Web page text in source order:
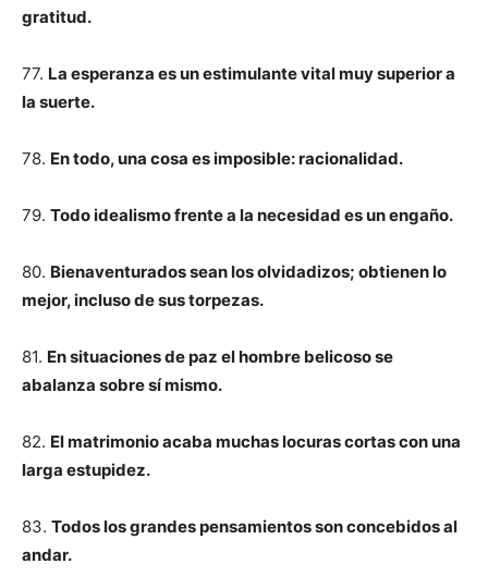
gratitud.
77. La esperanza es un estimulante vital muy superior a
la suerte.
78. En todo, una cosa es imposible: racionalidad.
79. Todo idealismo frente a la necesidad es un engaño.
80. Bienaventurados sean los olvidadizos; obtienen lo
mejor, incluso de sus torpezas.
81. En situaciones de paz el hombre belicoso se
abalanza sobre sí mismo.
82. El matrimonio acaba muchas locuras cortas con una
larga estupidez.
83. Todos los grandes pensamientos son concebidos al
andar.